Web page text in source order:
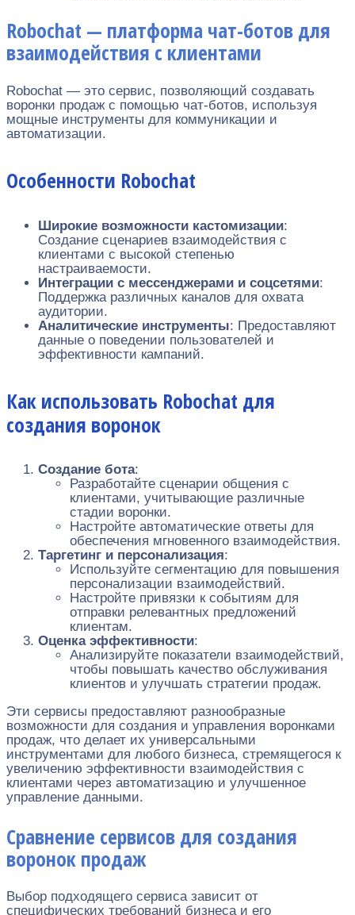
Robochat — платформа чат-ботов для
взаимодействия с клиентами
Robochat — это сервис, позволяющий создавать
воронки продаж с помощью чат-ботов, используя
мощные инструменты для коммуникации и
автоматизации.
Особенности Robochat
Широкие возможности кастомизации:
Создание сценариев взаимодействия с
клиентами с высокой степенью
настраиваемости.
Интеграции с мессенджерами и соцсетями:
Поддержка различных каналов для охвата
аудитории.
Аналитические инструменты: Предоставляют
данные о поведении пользователей и
эффективности кампаний.
Как использовать Robochat для
создания воронок
Создание бота:
Разработайте сценарии общения с
клиентами, учитывающие различные
стадии воронки.
Настройте автоматические ответы для
обеспечения мгновенного взаимодействия.
Таргетинг и персонализация:
Используйте сегментацию для повышения
персонализации взаимодействий.
Настройте привязки к событиям для
отправки релевантных предложений
клиентам.
Оценка эффективности:
Анализируйте показатели взаимодействий,
чтобы повышать качество обслуживания
клиентов и улучшать стратегии продаж.
Эти сервисы предоставляют разнообразные
возможности для создания и управления воронками
продаж, что делает их универсальными
инструментами для любого бизнеса, стремящегося к
увеличению эффективности взаимодействия с
клиентами через автоматизацию и улучшенное
управление данными.
Сравнение сервисов для создания
воронок продаж
Выбор подходящего сервиса зависит от
специфических требований бизнеса и его